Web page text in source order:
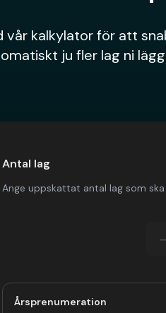
vår kalkylator för att
ju fler lag ni
Antal lag
Ange uppskattat antal lag som
-
Årsprenumeration